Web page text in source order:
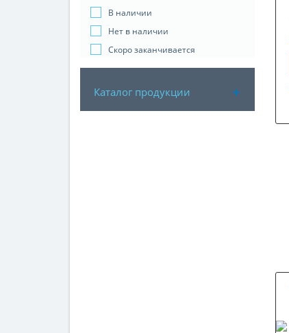
В наличии
Нет в наличии
Скоро заканчивается
Каталог продукции